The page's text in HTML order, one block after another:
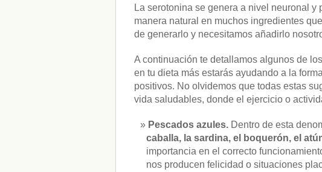
La serotonina se genera a nivel neuronal
manera natural en muchos ingredientes
de generarlo y necesitamos añadirlo
A continuación te detallamos algunos de
en tu dieta más estarás ayudando a la
positivos. No olvidemos que todas estas
vida saludables, donde el ejercicio o
Pescados azules. Dentro de esta
caballa, la sardina, el boquerón, el
importancia en el correcto
nos producen felicidad o situaciones